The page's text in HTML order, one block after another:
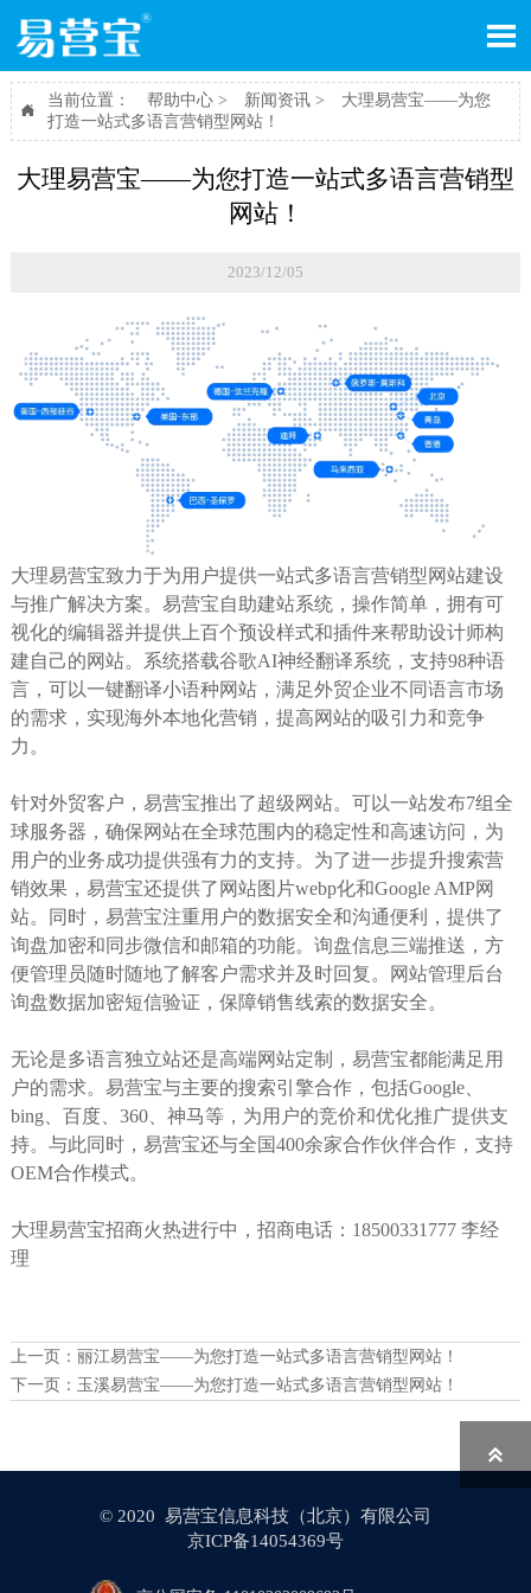


当前位置： 帮助中心> 新闻资讯>
大理易营宝——为您
打造一站式多语言营销型网站！
大理易营宝——为您打造一站式多语言营销型
网站！
2023/12/05
大理易营宝致力于为用户提供一站式多语言营销型网站建设
与推广解决方案。易营宝自助建站系统，操作简单，拥有可
视化的编辑器并提供上百个预设样式和插件来帮助设计师构
建自己的网站。系统搭载谷歌AI神经翻译系统，支持98种语
言，可以一键翻译小语种网站，满足外贸企业不同语言市场
的需求，实现海外本地化营销，提高网站的吸引力和竞争
力。
针对外贸客户，易营宝推出了超级网站。可以一站发布7组全
球服务器，确保网站在全球范围内的稳定性和高速访问，为
用户的业务成功提供强有力的支持。为了进一步提升搜索营
销效果，易营宝还提供了网站图片webp化和Google AMP网
站。同时，易营宝注重用户的数据安全和沟通便利，提供了
询盘加密和同步微信和邮箱的功能。询盘信息三端推送，方
便管理员随时随地了解客户需求并及时回复。网站管理后台
询盘数据加密短信验证，保障销售线索的数据安全。
无论是多语言独立站还是高端网站定制，易营宝都能满足用
户的需求。易营宝与主要的搜索引擎合作，包括Google、
bing、百度、360、神马等，为用户的竞价和优化推广提供支
持。与此同时，易营宝还与全国400余家合作伙伴合作，支持
OEM合作模式。
大理易营宝招商火热进行中，招商电话：18500331777 李经
理
上一页： 丽江易营宝——为您打造一站式多语言营销型网站！
下一页： 玉溪易营宝——为您打造一站式多语言营销型网站！
© 2020 易营宝信息科技（北京）有限公司
京ICP备14054369号
